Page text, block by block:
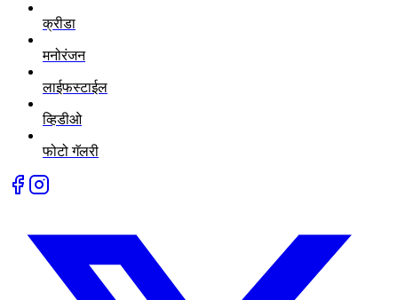
क्रीडा
मनोरंजन
लाईफस्टाईल
व्हिडीओ
फोटो गॅलरी